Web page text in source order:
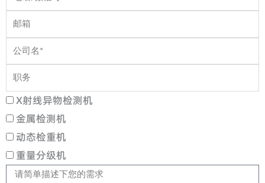
话
邮
箱
公
司
职
务
产
品
（可
多
选）
X射线异物检测机
金属检测机
动态检重机
重量分级机
留